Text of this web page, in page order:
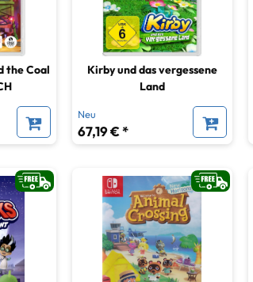
the Coal
Kirby und das vergessene
Land
Neu
67,19 € *